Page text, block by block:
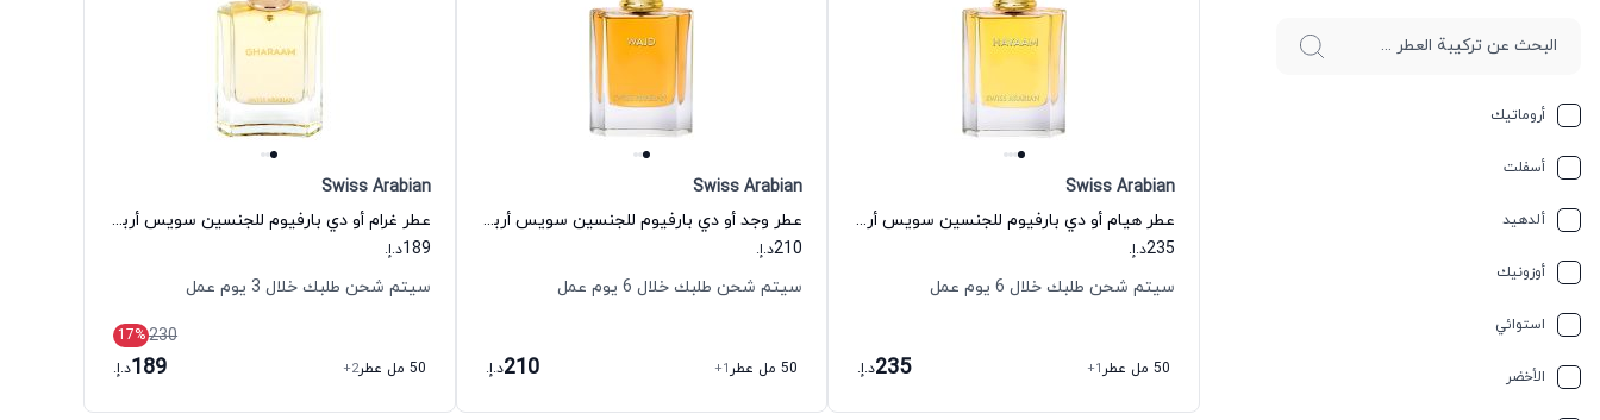
أروماتيك
أسفلت
ألدهيد
أوزونيك
استوائي
الأخضر
Swiss Arabian
عطر هيام أو دي بارفيوم للجنسين سويس أربيان
235د.إ.
سيتم شحن طلبك خلال 6 يوم عمل
50 مل عطر +1
235د.إ.
Swiss Arabian
عطر وجد أو دي بارفيوم للجنسين سويس أربيان
210د.إ.
سيتم شحن طلبك خلال 6 يوم عمل
50 مل عطر +1
210د.إ.
Swiss Arabian
عطر غرام أو دي بارفيوم للجنسين سويس أربيان
189د.إ.
سيتم شحن طلبك خلال 3 يوم عمل
230
17%
50 مل عطر
+2
189د.إ.